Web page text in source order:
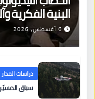
البنية الفكرية
6 أغسطس، 2026
دراسات المدار
سباق